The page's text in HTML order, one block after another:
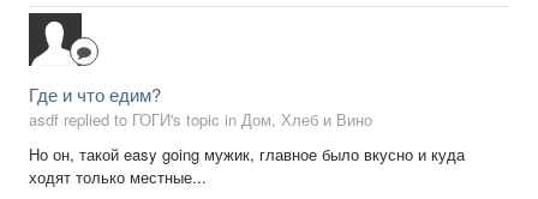
Где и что едим?
asdf replied to ГОГИ's topic in Дом, Хлеб и Вино
Но он, такой easy going мужик, главное было вкусно и куда
ходят только местные...